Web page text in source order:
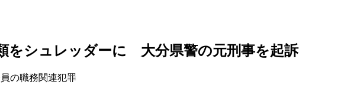
をシュレッダーに 大分県警の元刑事を起訴
の職務関連犯罪